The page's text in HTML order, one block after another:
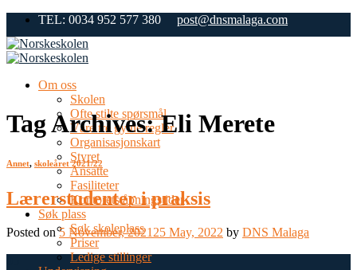
Skip
content
TEL: 0034 952 577 380 post@dnsmalaga.com
Om oss
Skolen
Ofte stilte spørsmål
Våre tre gylne regler
Organisasjonskart
Styret
Ansatte
Fasiliteter
Kontorets åpningstider
Søk plass
Søk skoleplass
Priser
Ledige stillinger
Tag Archives:Eli Merete
Annet, skoleåret 2021/22
Lærerstudenter i praksis
Posted on5 November, 2021 25 May, 2022 by DNS Malaga